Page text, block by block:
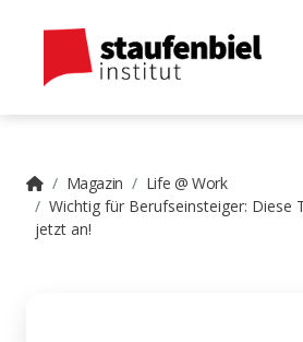
Magazin
Life @ Work
Wichtig für Berufseinsteiger: Diese
jetzt an!